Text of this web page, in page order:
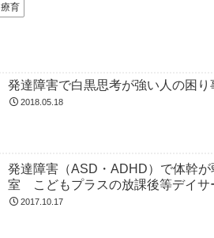
療育
発達障害で白黒思考が強い人の困り
2018.05.18
発達障害（ASD・ADHD）で体幹
室 こどもプラスの放課後等デイサ
2017.10.17